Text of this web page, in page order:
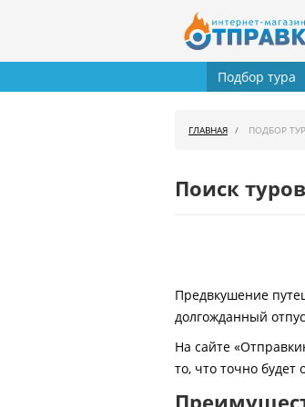
Подбор тура
ГЛАВНАЯ ПОДБОР
Поиск
Предвкушение
долгожданный
На сайте
то, что точно